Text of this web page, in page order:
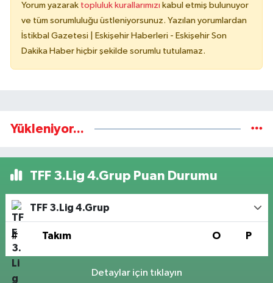
Yorum yazarak topluluk kurallarımızı kabul etmiş bulunuyor
ve tüm sorumluluğu üstleniyorsunuz. Yazılan yorumlardan
İstikbal Gazetesi | Eskişehir Haberleri - Eskişehir Son
Dakika Haber hiçbir şekilde sorumlu tutulamaz.
Yükleniyor...
TFF 3.Lig 4.Grup Puan Durumu
TFF 3.Lig 4.Grup
# Takım O P
Detaylar için tıklayın